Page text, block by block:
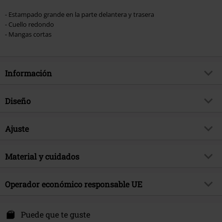
- Estampado grande en la parte delantera y trasera
- Cuello redondo
- Mangas cortas
Información
Artículo no.
Brand
Fecha de lanzamiento
Diseño
Tipo de producto
Estampada
Color
Negro
Ajuste
Forma/Tops
Material y cuidados
Material Externo
100% algodón
Operador económico responsable UE
Kilmovee upper, Portlaw
Puede que te guste